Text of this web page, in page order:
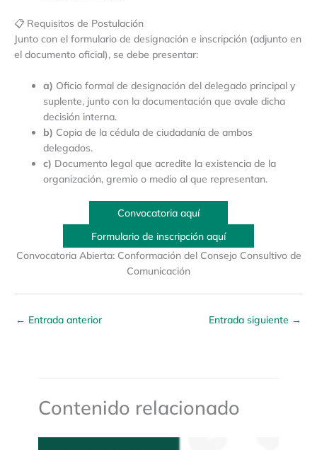
📋 Requisitos de Postulación
Junto con el formulario de designación e inscripción (adjunto en
el documento oficial), se debe presentar:
a) Oficio formal de designación del delegado principal y
suplente, junto con la documentación que avale dicha
decisión interna.
b) Copia de la cédula de ciudadanía de ambos
delegados.
c) Documento legal que acredite la existencia de la
organización, gremio o medio al que representan.
Convocatoria aquí
Formulario de inscripción aquí
Convocatoria Abierta: Conformación del Consejo Consultivo de
Comunicación
← Entrada anterior Entrada siguiente →
Contenido relacionado